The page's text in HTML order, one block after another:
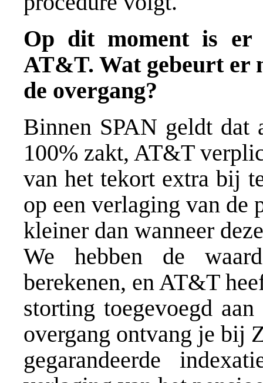
Op dit moment is er
AT&T. Wat gebeurt er
de overgang?
Binnen SPAN geldt dat
100% zakt, AT&T
van het tekort extra bij
op een verlaging van de
kleiner dan wanneer
We hebben de
berekenen, en AT&T
storting toegevoegd
overgang ontvang je bij
gegarandeerde